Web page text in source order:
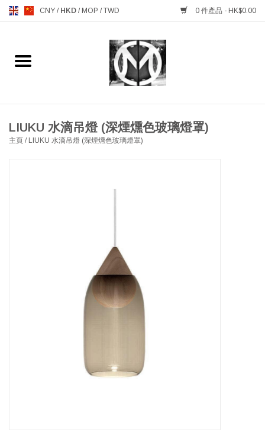
CNY / HKD / MOP /TWD 0 件產品 - HK$0.00
主頁
MANKS ANTIQUES 古董
HEALTHY LIVING 健康家居
LATEST ARRIVALS 最新扺港
LIUKU 水滴吊燈 (深煙燻色玻璃燈罩)
主頁 / LIUKU 水滴吊燈 (深煙燻色玻璃燈罩)